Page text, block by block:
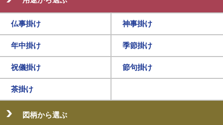
仏事掛け 神事掛け
年中掛け 季節掛け
祝儀掛け 節句掛け
茶掛け
図柄から選ぶ